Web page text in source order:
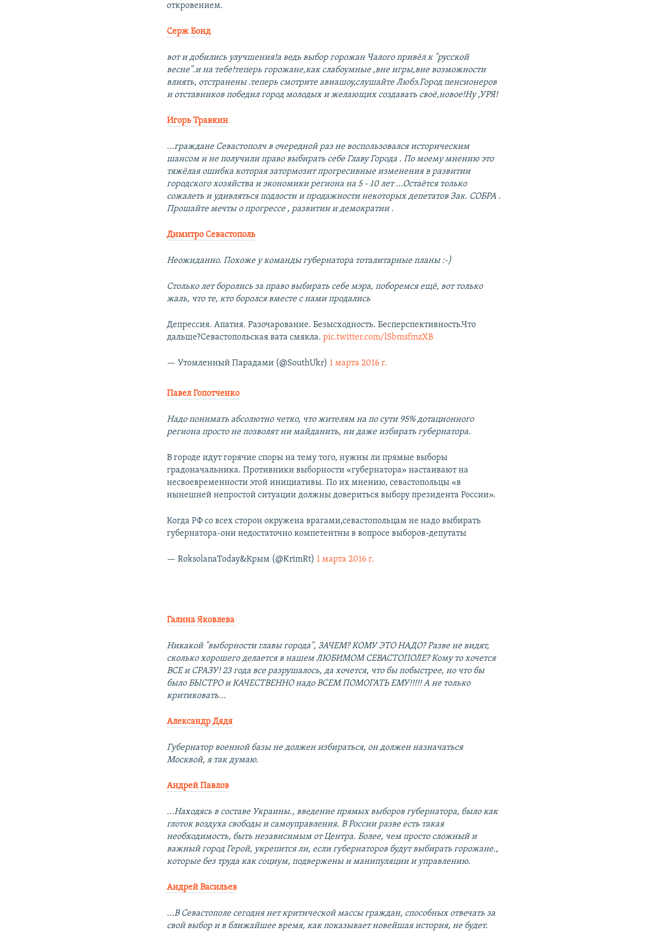
откровением.
Серж Бонд
вот и добились улучшения!а ведь выбор горожан Чалого привёл к "русской
весне".и на тебе!теперь горожане,как слабоумные ,вне игры,вне возможности
влиять, отстранены .теперь смотрите авиашоу,слушайте Любэ.Город пенсионеров
и отставников победил город молодых и желающих создавать своё,новое!Ну ,УРЯ!
Игорь Травкин
...граждане Севастополч в очередной раз не воспользовался историческим
шансом и не получили право выбирать себе Главу Города . По моему мнению это
тяжёлая ошибка которая затормозит прогресивные изменения в развитии
городского хозяйства и экономики региона на 5 - 10 лет ...Остаётся только
сожалеть и удивляться подлости и продажности некоторых депетатов Зак. СОБРА .
Прошайте мечты о прогрессе , развитии и демократии .
Димитро Севастополь
Неожиданно. Похоже у команды губернатора тоталитарные планы :-)
Столько лет боролись за право выбирать себе мэра, поборемся ещё, вот только
жаль, что те, кто боролся вместе с нами продались
Депрессия. Апатия. Разочарование. Безысходность. Бесперспективность.Что
дальше?Севастопольская вата смякла.pic.twitter.com/lSbmsfmzXB
— Утомленный Парадами (@SouthUkr) 1 марта 2016 г.
Павел Гопотченко
Надо понимать абсолютно четко, что жителям на по сути 95% дотационного
региона просто не позволят ни майданить, ни даже избирать губернатора.
В городе идут горячие споры на тему того, нужны ли прямые выборы
градоначальника. Противники выборности «губернатора» настаивают на
несвоевременности этой инициативы. По их мнению, севастопольцы «в
нынешней непростой ситуации должны довериться выбору президента России».
Когда РФ со всех сторон окружена врагами,севастопольцам не надо выбирать
губернатора-они недостаточно компетентны в вопросе выборов-депутаты
— RoksolanaToday&Крым (@KrimRt) 1 марта 2016 г.
Галина Яковлева
Никакой "выборности главы города", ЗАЧЕМ? КОМУ ЭТО НАДО? Разве не видят,
сколько хорошего делается в нашем ЛЮБИМОМ СЕВАСТОПОЛЕ? Кому то хочется
ВСЕ и СРАЗУ! 23 года все разрушалось, да хочется, что бы побыстрее, но что бы
было БЫСТРО и КАЧЕСТВЕННО надо ВСЕМ ПОМОГАТЬ ЕМУ!!!!! А не только
критиковать...
Александр Дядя
Губернатор военной базы не должен избираться, он должен назначаться
Москвой, я так думаю.
Андрей Павлов
...Находясь в составе Украины., введение прямых выборов губернатора, было как
глоток воздуха свободы и самоуправления. В России разве есть такая
необходимость, быть независимым от Центра. Более, чем просто сложный и
важный город Герой, укрепится ли, если губернаторов будут выбирать горожане.,
которые без труда как социум, подвержены и манипуляции и управлению.
Андрей Васильев
...В Севастополе сегодня нет критической массы граждан, способных отвечать за
свой выбор и в ближайшее время, как показывает новейшая история, не будет.